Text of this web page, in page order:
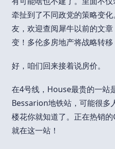
牵扯到了不同政党的策略变
友，欢迎查阅犀牛以前的文
变！多伦多房地产将战略转移
好，咱们回来接着说房价。
在4号线，House最贵的一站
Bessarion地铁站，可能很多
楼花你就知道了。正在热销
就在这一站！